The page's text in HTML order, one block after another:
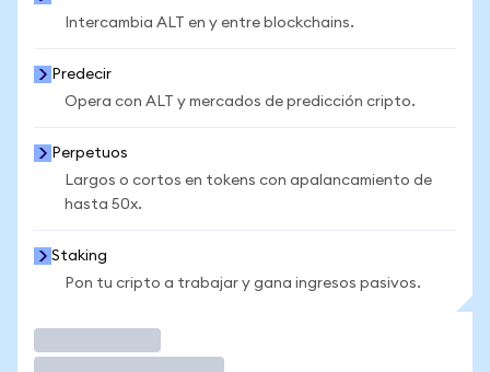
Intercambia ALT en y entre blockchains.
Predecir
Opera con ALT y mercados de predicción cripto.
Perpetuos
Largos o cortos en tokens con apalancamiento de
hasta 50x.
Staking
Pon tu cripto a trabajar y gana ingresos pasivos.